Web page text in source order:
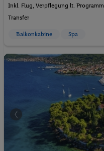
Inkl. Flug, Verpflegung lt. Programm
Transfer
Balkonkabine Spa